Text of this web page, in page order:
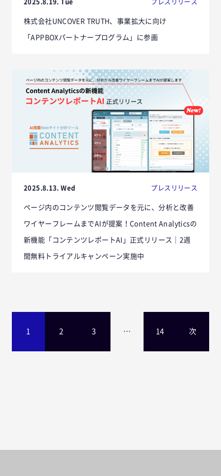
2025.8.19. Tue プレスリリース
株式会社UNCOVER TRUTH、事業拡大に向け
「APPBOXパートナープログラム」に参画
2025.8.13. Wed プレスリリース
ページ内のコンテンツ閲覧データを元に、分析と改善
ワイヤーフレームまでAIが提案！Content Analyticsの
新機能「コンテンツレポートAI」正式リリース｜2週
間無料トライアルキャンペーン実施中
1 2 3 … 14 次